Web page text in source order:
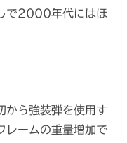
で2000年代にはほ
から強装弾を使用す
レームの重量増加で